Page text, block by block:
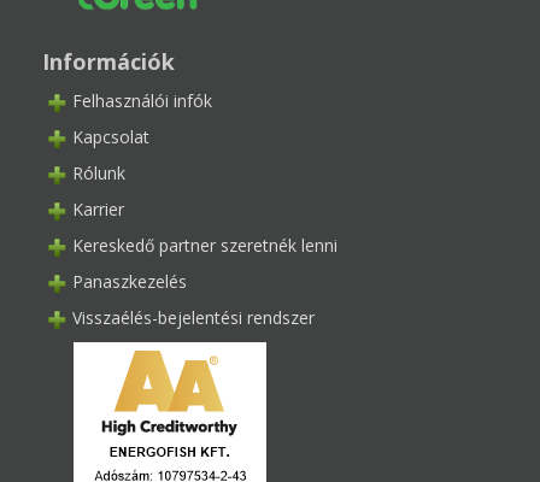
Információk
Felhasználói infók
Kapcsolat
Rólunk
Karrier
Kereskedő partner szeretnék lenni
Panaszkezelés
Visszaélés-bejelentési rendszer